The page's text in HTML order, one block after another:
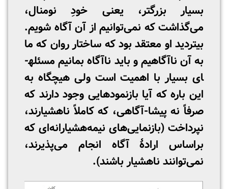
بسیار بزرگتر، یعنی خودِ نومنال،
می‌گذاشت که نمی‌توانیم از آن آگاه شویم.
بی­تردید او معتقد بود که ساختار روان که ما
به آن ناآگاهیم و باید ناآگاه بمانیم مسئله­
ای بسیار با اهمیت است ولی هیچ­گاه به
این باره که آیا بازنمودهایی وجود دارند که
صرفاً نه پیشا-آگاهی، که کاملاً ناهشیارند،
نپرداخت (بازنمایی‌های نیمه‌هشیارانه‌ای که
براساس ارادۀ آگاه انجام می‌پذیرند،
نمی‌توانند ناهشیار باشند).